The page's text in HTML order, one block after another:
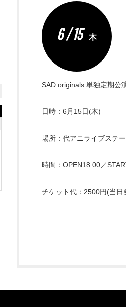
6 / 15 木
SAD originals.単独定期公
日時：6月15日(木)
場所：代アニライブステ
時間：OPEN18:00／
チケット代：2500円(当日